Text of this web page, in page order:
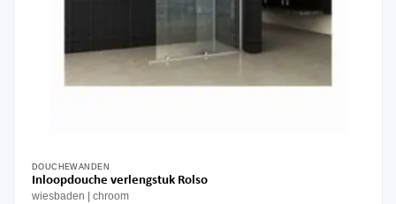
DOUCHEWANDEN
Inloopdouche verlengstuk Rolso
wiesbaden chroom